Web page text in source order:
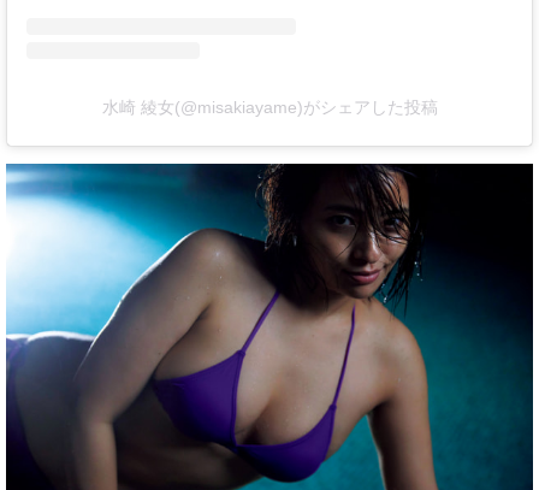
水崎 綾女(@misakiayame)がシェアした投稿